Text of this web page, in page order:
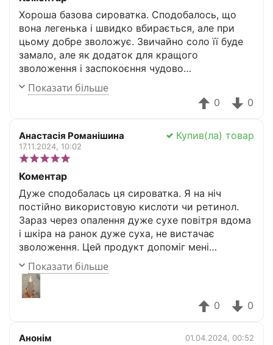
Хороша базова сироватка. Сподобалось, що
вона легенька і швидко вбирається, але при
цьому добре зволожує. Звичайно соло її буде
замало, але як додаток для кращого
зволоження і заспокоєння чудово
справляється.
Показати більше
0 0
Анастасія Романішина Купив(ла) товар
17.11.2024, 10:02
Коментар
Дуже сподобалась ця сироватка. Я на ніч
постійно використовую кислоти чи ретинол.
Зараз через опалення дуже сухе повітря вдома
і шкіра на ранок дуже суха, не вистачає
зволоження. Цей продукт допоміг мені
вирішити цю проблему. Легка, приємна в
користування, зручно використовувати під
мікротоки.
Показати більше
0 0
Анонім 01.04.2024, 00:52